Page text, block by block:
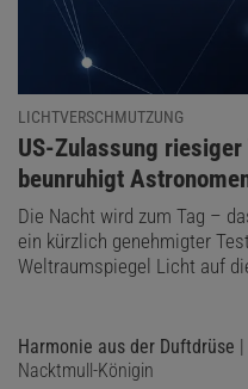
LICHTVERSCHMUTZUNG
:
US-Zulassung riesiger
beunruhigt
Die Nacht wird zum Tag –
ein kürzlich genehmigter
Weltraumspiegel Licht auf
Harmonie aus der Duftdrüse
Nacktmull-Königin